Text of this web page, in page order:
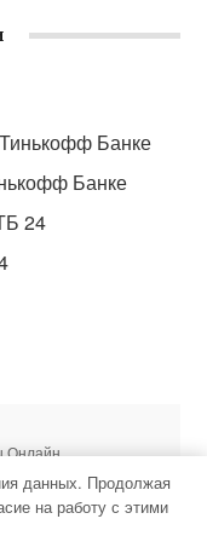
Банке
Банке
24
Онлайн
запрещено
данных. Продолжая
на работу с этими